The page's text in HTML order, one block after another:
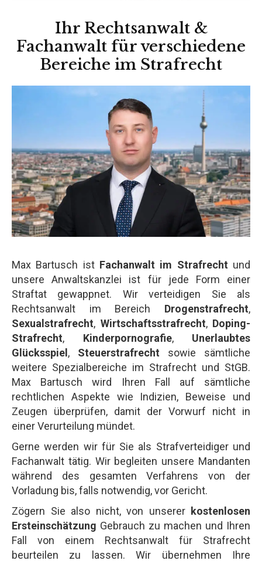
Ihr Rechtsanwalt &
Fachanwalt für verschiedene
Bereiche im Strafrecht
Max Bartusch ist Fachanwalt im Strafrecht und
unsere Anwaltskanzlei ist für jede Form einer
Straftat gewappnet. Wir verteidigen Sie als
Rechtsanwalt im Bereich Drogenstrafrecht,
Sexualstrafrecht, Wirtschaftsstrafrecht, Doping-
Strafrecht, Kinderpornografie, Unerlaubtes
Glücksspiel , Steuerstrafrecht sowie sämtliche
weitere Spezialbereiche im Strafrecht und StGB.
Max Bartusch wird Ihren Fall auf sämtliche
rechtlichen Aspekte wie Indizien, Beweise und
Zeugen überprüfen, damit der Vorwurf nicht in
einer Verurteilung mündet.
Gerne werden wir für Sie als Strafverteidiger und
Fachanwalt tätig. Wir begleiten unsere Mandanten
während des gesamten Verfahrens von der
Vorladung bis, falls notwendig, vor Gericht.
Zögern Sie also nicht, von unserer kostenlosen
Ersteinschätzung Gebrauch zu machen und Ihren
Fall von einem Rechtsanwalt für Strafrecht
beurteilen zu lassen. Wir übernehmen Ihre